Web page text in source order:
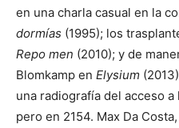
en una charla casual en la
dormías (1995); los
Repo men (2010); y de
Blomkamp en Elysium
una radiografía del acceso
pero en 2154. Max Da